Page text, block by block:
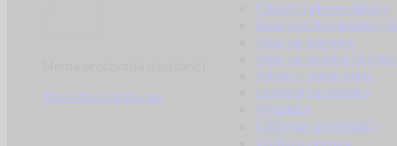
Povratak u trgovinu
Cilindri i glave cilindra
Gearbox (kompletni i
Hop-up komore
Hop-up gumice i
Klipovi i glave klipa
Ležajevi i podloške
Mlaznice
Ožičenja i prekidači